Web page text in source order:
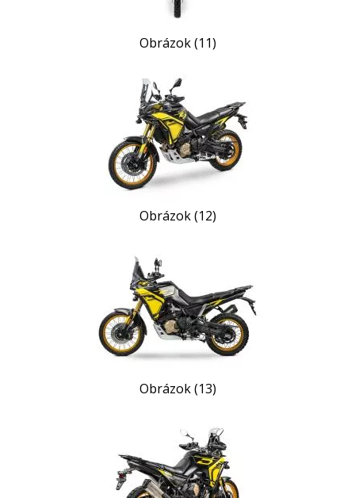
Obrázok (11)
Obrázok (12)
Obrázok (13)